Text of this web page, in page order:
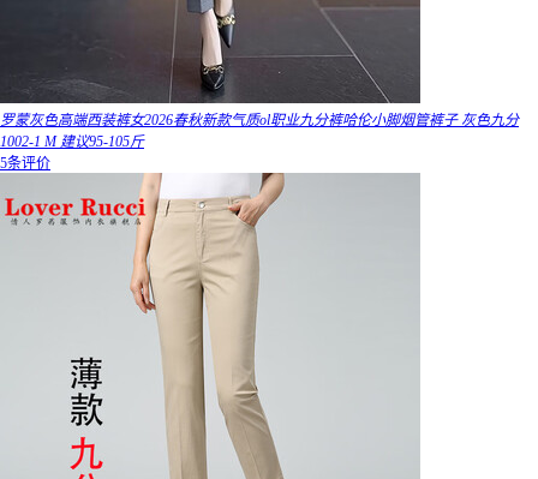
罗蒙灰色高端西装裤女2026春秋新款气质ol职业九分裤哈伦小脚烟管裤子 灰色九分
1002-1 M 建议95-105斤
5条评价